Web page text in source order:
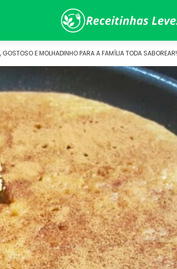
GOSTOSO E MOLHADINHO PARA A FAMÍLIA TODA SABOREAR!